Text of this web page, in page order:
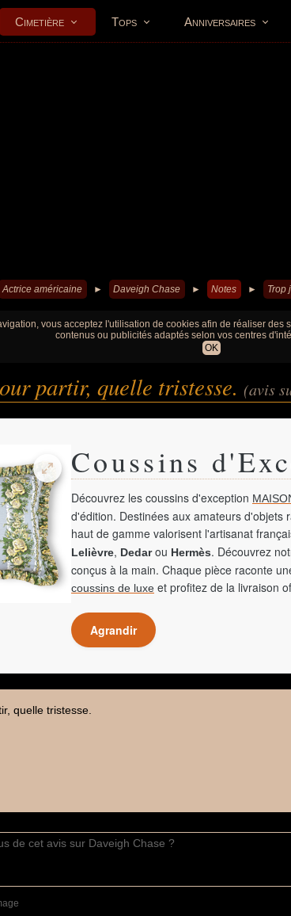
Cimetière Tops Anniversaires
Actrice américaine ► Daveigh Chase ► Notes ► Trop
vous acceptez l'utilisation de cookies afin de réaliser
contenus ou publicités adaptés selon vos centres
OK
partir, quelle tristesse. (avis
Coussins
Découvrez les coussins d'exception
d'édition. Destinées aux amateurs d'objets
haut de gamme valorisent l'artisanat
Lelièvre, Dedarou Hermès. Découvrez
conçus à la main. Chaque pièce raconte
coussins de luxe et profitez de la livraison
Agrandir
quelle tristesse.